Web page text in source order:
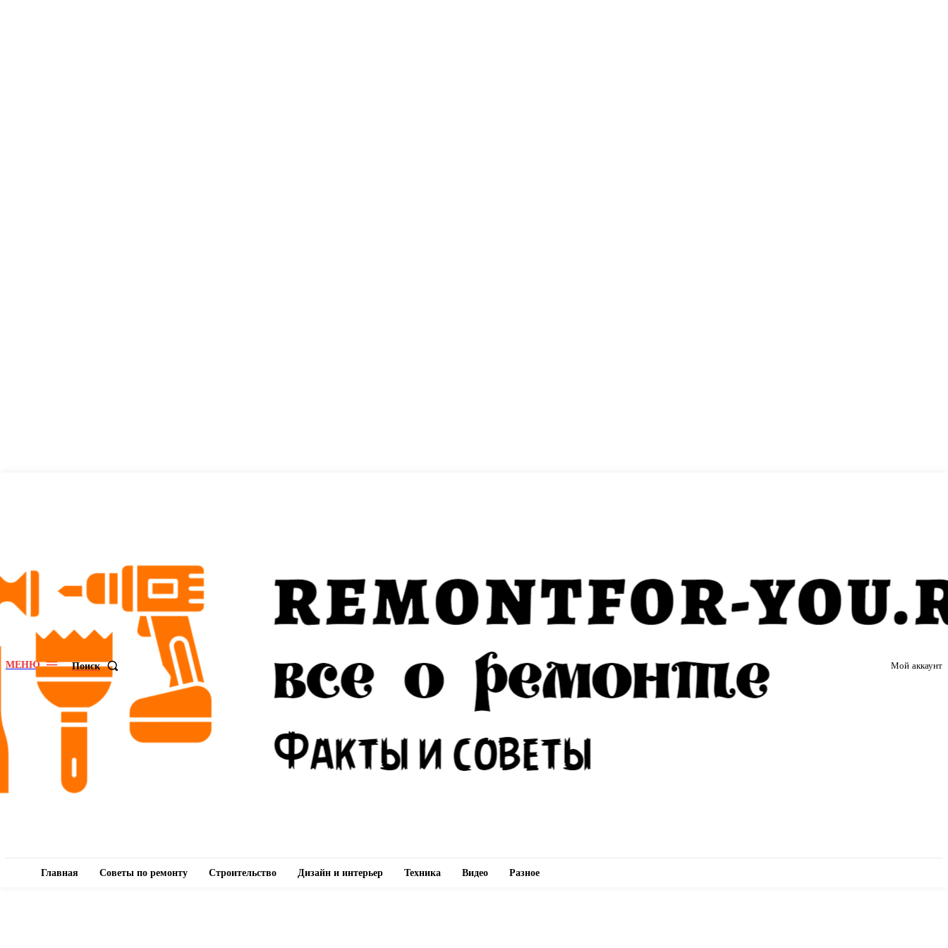
МЕНЮ Поиск Мой аккаунт
Главная Советы по ремонту Строительство Дизайн и интерьер Техника Видео Разное